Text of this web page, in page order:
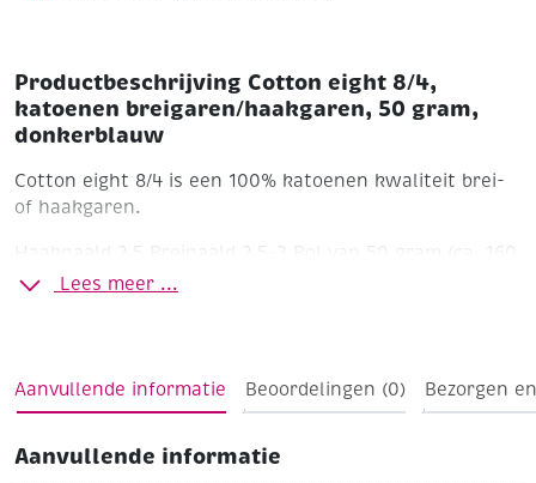
Productbeschrijving Cotton eight 8/4,
katoenen breigaren/haakgaren, 50 gram,
donkerblauw
Cotton eight 8/4 is een 100% katoenen kwaliteit brei-
of haakgaren.
Haaknaald 2,5 Breinaald 2,5-3
Bol van 50 gram (ca. 160
meter)Wasbaar tot 40'C
Lees meer ...
Aanvullende informatie Beoordelingen (0) Bezorgen
Aanvullende informatie